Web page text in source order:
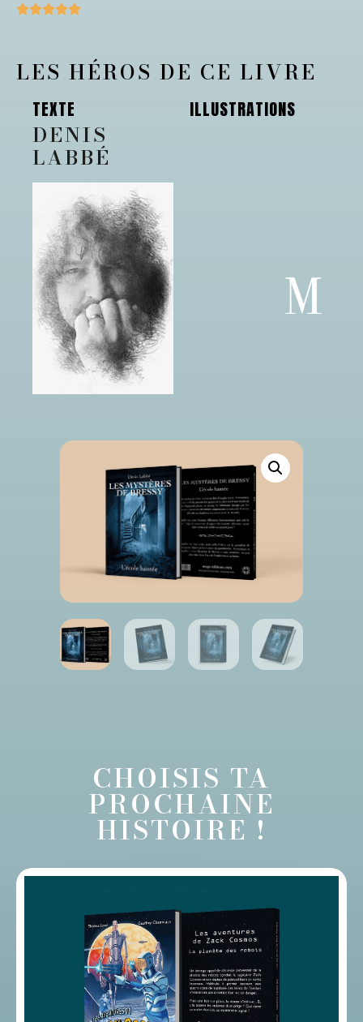
LES HÉROS DE CE LIVRE
TEXTE
DENIS
LABBÉ
ILLUSTRATIONS
CHOISIS TA
PROCHAINE
HISTOIRE !